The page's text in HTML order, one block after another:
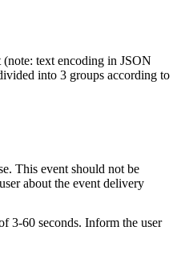
(note: text encoding in JSON
into 3 groups according to
This event should not be
about the event delivery
3-60 seconds. Inform the user